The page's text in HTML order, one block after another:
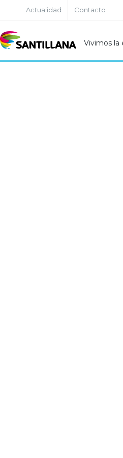
Actualidad Contacto
Vivimos la